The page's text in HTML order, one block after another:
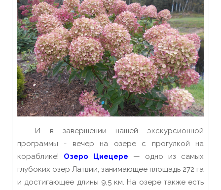
И в завершении нашей экскурсионной
программы - вечер на озере с прогулкой на
кораблике! Озеро Циецере — одно из самых
глубоких озер Латвии, занимающее площадь 272 га
и достигающее длины 9,5 км. На озере также есть